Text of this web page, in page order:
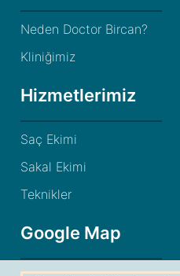
Neden Doctor Bircan?
Kliniğimiz
Hizmetlerimiz
Saç Ekimi
Sakal Ekimi
Teknikler
Google Map